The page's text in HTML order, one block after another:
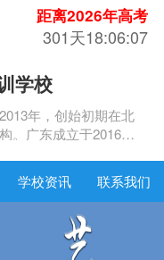
距离2026年高考
301天18:06:06
学校
年，创始初期在北
。广东成立于2016
学校资讯 联系我们